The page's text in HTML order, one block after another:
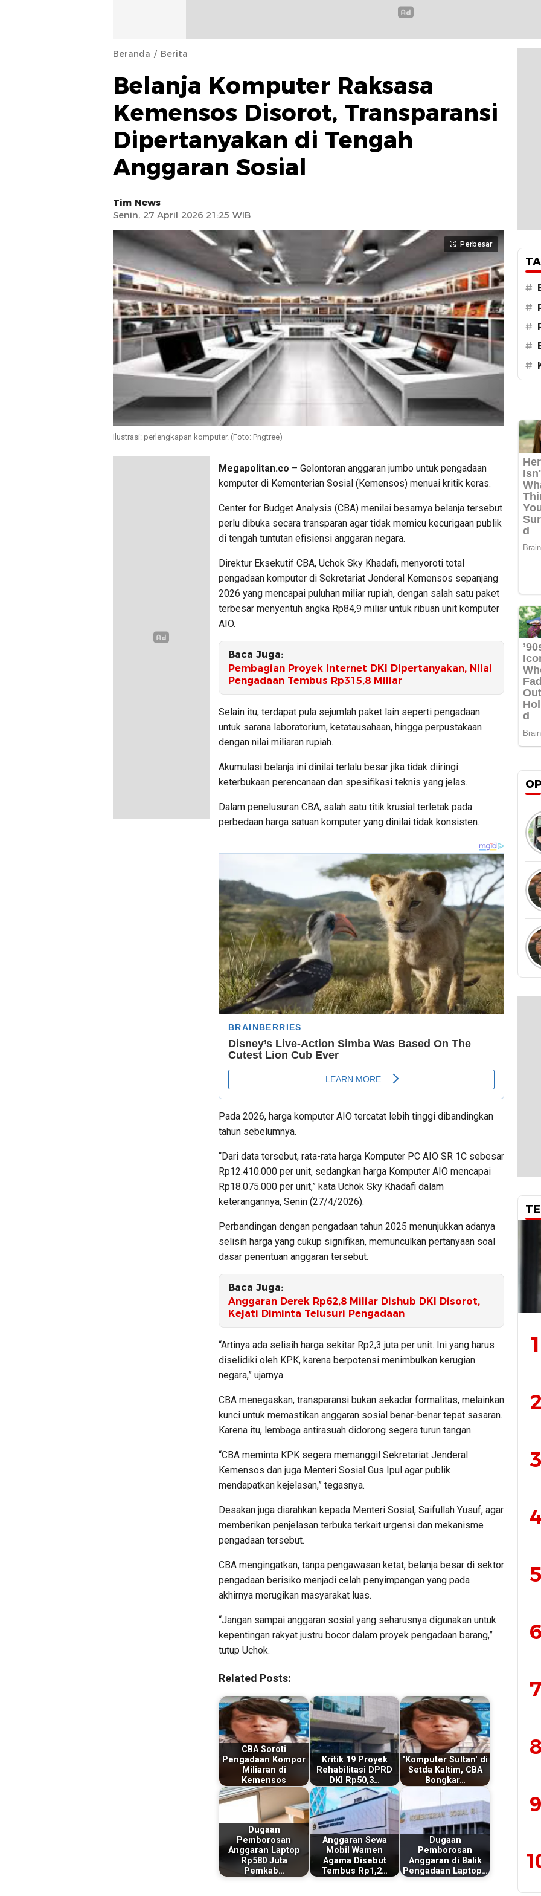
Beranda Berita
Belanja Komputer Raksasa
Kemensos Disorot, Transparansi
Dipertanyakan di Tengah
Anggaran Sosial
Tim News
Senin, 27 April 2026 21:25 WIB
Perbesar
Ilustrasi: perlengkapan komputer. (Foto: Pngtree)
Megapolitan.co – Gelontoran anggaran jumbo untuk pengadaan
komputer di Kementerian Sosial (Kemensos) menuai kritik keras.
Center for Budget Analysis (CBA) menilai besarnya belanja tersebut
perlu dibuka secara transparan agar tidak memicu kecurigaan publik
di tengah tuntutan efisiensi anggaran negara.
Direktur Eksekutif CBA, Uchok Sky Khadafi, menyoroti total
pengadaan komputer di Sekretariat Jenderal Kemensos sepanjang
2026 yang mencapai puluhan miliar rupiah, dengan salah satu paket
terbesar menyentuh angka Rp84,9 miliar untuk ribuan unit komputer
AIO.
Baca Juga:
Pembagian Proyek Internet DKI Dipertanyakan, Nilai
Pengadaan Tembus Rp315,8 Miliar
Selain itu, terdapat pula sejumlah paket lain seperti pengadaan
untuk sarana laboratorium, ketatausahaan, hingga perpustakaan
dengan nilai miliaran rupiah.
Akumulasi belanja ini dinilai terlalu besar jika tidak diiringi
keterbukaan perencanaan dan spesifikasi teknis yang jelas.
Dalam penelusuran CBA, salah satu titik krusial terletak pada
perbedaan harga satuan komputer yang dinilai tidak konsisten.
Pada 2026, harga komputer AIO tercatat lebih tinggi dibandingkan
tahun sebelumnya.
“Dari data tersebut, rata-rata harga Komputer PC AIO SR 1C sebesar
Rp12.410.000 per unit, sedangkan harga Komputer AIO mencapai
Rp18.075.000 per unit,” kata Uchok Sky Khadafi dalam
keterangannya, Senin (27/4/2026).
Perbandingan dengan pengadaan tahun 2025 menunjukkan adanya
selisih harga yang cukup signifikan, memunculkan pertanyaan soal
dasar penentuan anggaran tersebut.
Baca Juga:
Anggaran Derek Rp62,8 Miliar Dishub DKI Disorot,
Kejati Diminta Telusuri Pengadaan
“Artinya ada selisih harga sekitar Rp2,3 juta per unit. Ini yang harus
diselidiki oleh KPK, karena berpotensi menimbulkan kerugian
negara,” ujarnya.
CBA menegaskan, transparansi bukan sekadar formalitas, melainkan
kunci untuk memastikan anggaran sosial benar-benar tepat sasaran.
Karena itu, lembaga antirasuah didorong segera turun tangan.
“CBA meminta KPK segera memanggil Sekretariat Jenderal
Kemensos dan juga Menteri Sosial Gus Ipul agar publik
mendapatkan kejelasan,” tegasnya.
Desakan juga diarahkan kepada Menteri Sosial, Saifullah Yusuf, agar
memberikan penjelasan terbuka terkait urgensi dan mekanisme
pengadaan tersebut.
CBA mengingatkan, tanpa pengawasan ketat, belanja besar di sektor
pengadaan berisiko menjadi celah penyimpangan yang pada
akhirnya merugikan masyarakat luas.
“Jangan sampai anggaran sosial yang seharusnya digunakan untuk
kepentingan rakyat justru bocor dalam proyek pengadaan barang,”
tutup Uchok.
Related Posts:
CBA Soroti
Pengadaan Kompor
Miliaran di
Kemensos
Kritik 19 Proyek
Rehabilitasi DPRD
DKI Rp50,3…
'Komputer Sultan' di
Setda Kaltim, CBA
Bongkar…
Dugaan
Pemborosan
Anggaran Laptop
Rp580 Juta
Pemkab…
Anggaran Sewa
Mobil Wamen
Agama Disebut
Tembus Rp1,2…
Dugaan
Pemborosan
Anggaran di Balik
Pengadaan Laptop…
#
#
#
#
#
1
2
3
4
5
6
7
8
9